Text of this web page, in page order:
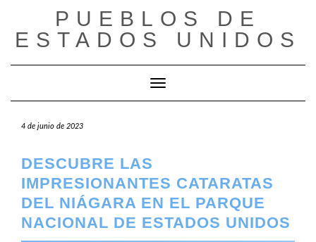
contenido
PUEBLOS DE
ESTADOS UNIDOS
Cambiar modo de navegación
4 de junio de 2023
DESCUBRE LAS
IMPRESIONANTES CATARATAS
DEL NIÁGARA EN EL PARQUE
NACIONAL DE ESTADOS UNIDOS